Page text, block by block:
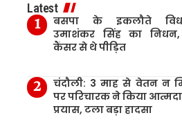
Latest
बसपा के इकलौते
उमाशंकर सिंह का निधन,
कैंसर से थे पीड़ित
चंदौली: 3 माह से वेतन न
पर परिचारक ने किया
प्रयास, टला बड़ा हादसा